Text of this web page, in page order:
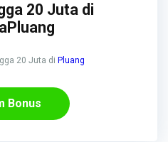
20 Juta di
20 Juta di Pluang
Bonus